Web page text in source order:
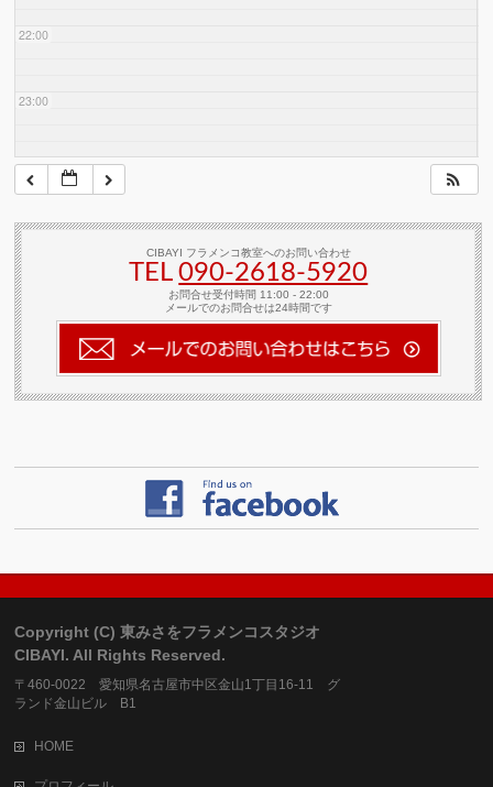
22:00
23:00
CIBAYI フラメンコ教室へのお問い合わせ
TEL090-2618‐5920
お問合せ受付時間 11:00 - 22:00
メールでのお問合せは24時間です
Copyright (C) 東みさをフラメンコスタジオ
CIBAYI. All Rights Reserved.
〒460-0022 愛知県名古屋市中区金山1丁目16-11 グ
ランド金山ビル B1
HOME